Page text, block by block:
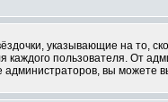
указывающие на то,
пользователя. От
вы можете